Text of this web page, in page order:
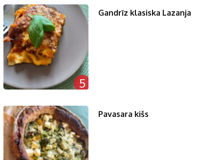
5
Gandrīz klasiska Lazanja
Pavasara kišs